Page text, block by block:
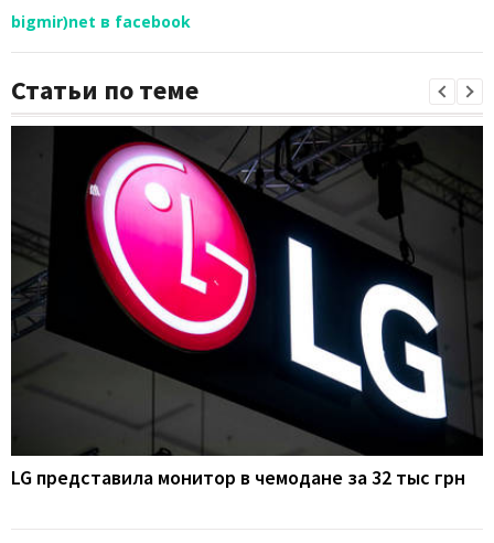
bigmir)net в facebook
Статьи по теме
LG представила монитор в чемодане за 32 тыс грн